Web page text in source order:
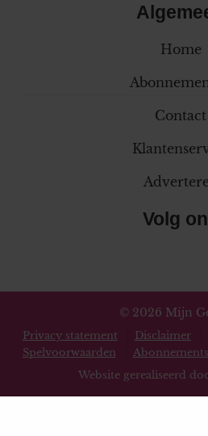
Home
Contact
Volg
© 2026 Mijn
Privacy statement Disclaimer
Spelvoorwaarden
Website gerealiseerd